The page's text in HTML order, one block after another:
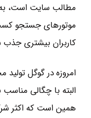
مطالب سایت است، به
موتورهای جستجو
کاربران بیشتری جذب
امروزه در گوگل تولید
البته با چگالی
همین است که اکثر